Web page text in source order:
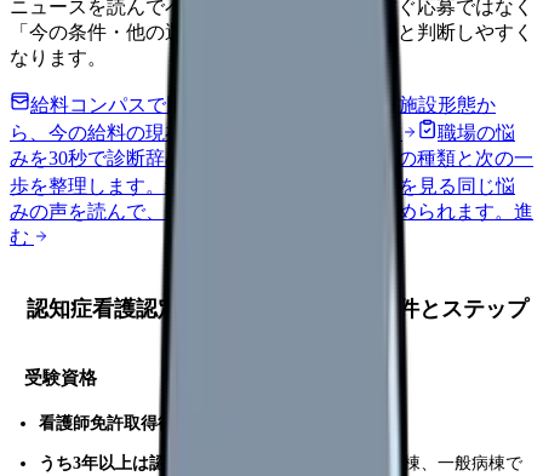
ニュースを読んで不安が強くなった時は、すぐ応募ではなく
「今の条件・他の選択肢・相談先」を分けると判断しやすく
なります。
給料コンパスで比較する
地域・経験年数・施設形態か
ら、今の給料の現在地を確認できます。
進む
職場の悩
みを30秒で診断辞めるべきか迷う前に、悩みの種類と次の一
歩を整理します。進む 匿名掲示板で本音を見る 同じ悩
みの声を読んで、今の職場だけの問題か確かめられます。 進
む
認知症看護認定看護師になるための条件とステップ
受験資格
看護師免許取得後、通算5年以上の実務経験
うち3年以上は認知症患者の看護実績 （認知症病棟、一般病棟で